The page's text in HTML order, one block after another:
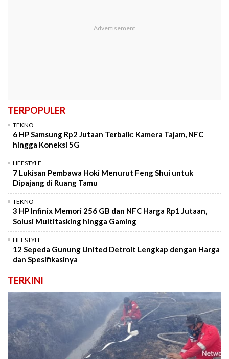
TERPOPULER
TEKNO
6 HP Samsung Rp2 Jutaan Terbaik: Kamera Tajam, NFC
hingga Koneksi 5G
LIFESTYLE
7 Lukisan Pembawa Hoki Menurut Feng Shui untuk
Dipajang di Ruang Tamu
TEKNO
3 HP Infinix Memori 256 GB dan NFC Harga Rp1 Jutaan,
Solusi Multitasking hingga Gaming
LIFESTYLE
12 Sepeda Gunung United Detroit Lengkap dengan Harga
dan Spesifikasinya
TERKINI